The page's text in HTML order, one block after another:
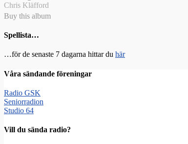
Chris Kläfford
Buy this album
Spellista…
…för de senaste 7 dagarna hittar du här
Våra sändande föreningar
Radio GSK
Seniorradion
Studio 64
Vill du sända radio?